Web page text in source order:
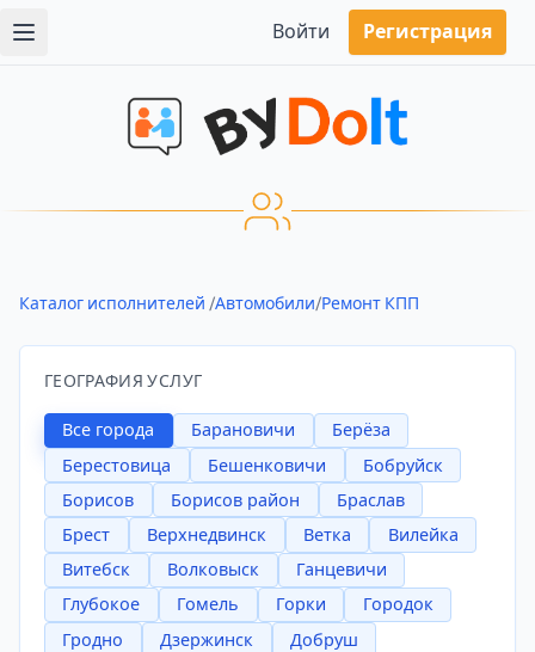
Войти Регистрация
Каталог исполнителей /Автомобили/Ремонт КПП
ГЕОГРАФИЯ УСЛУГ
Все города Барановичи
Берёза
Берестовица
Бешенковичи
Бобруйск
Борисов
Борисов район
Браслав
Брест
Верхнедвинск Ветка
Вилейка
Витебск
Волковыск
Ганцевичи
Глубокое
Гомель Горки
Городок
Гродно
Дзержинск
Добруш